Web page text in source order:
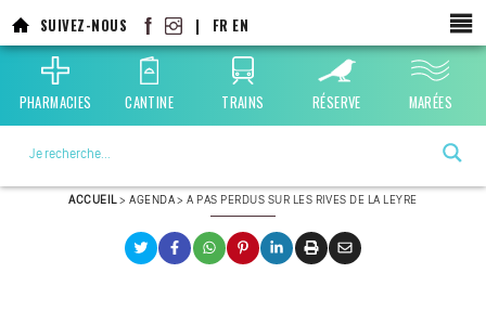
au
contenu
principal
SUIVEZ-NOUS | FR EN
PHARMACIES CANTINE TRAINS RÉSERVE MARÉES
ACCUEIL>AGENDA>A PAS PERDUS SUR LES RIVES DE LA LEYRE